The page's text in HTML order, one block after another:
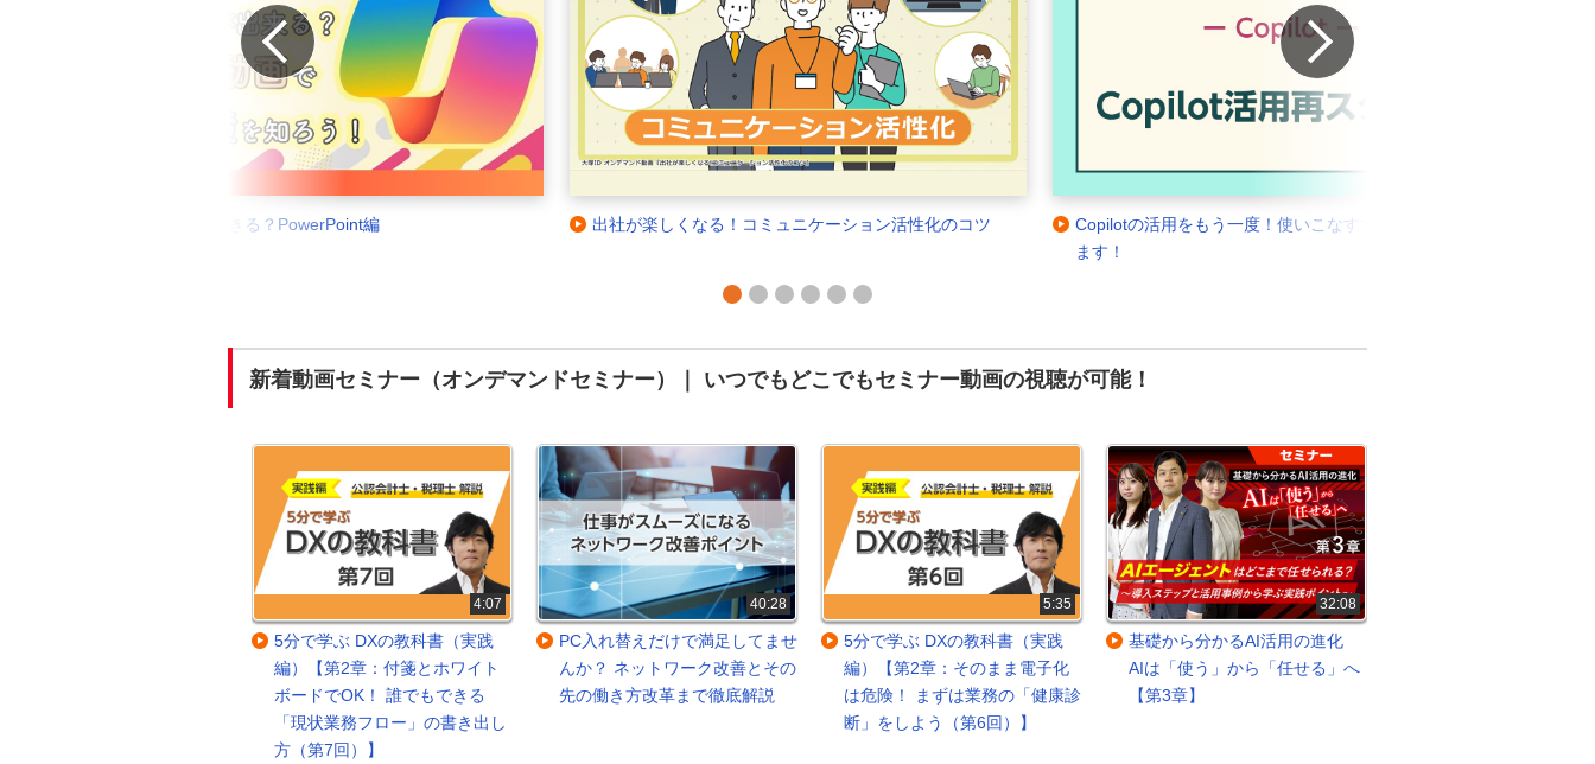
出社が楽しくなる！コミュニケーション活性化のコツ
Copilotの活用をもう一度！使いこなすすべを優しく解説し
PC入れ替えだけで満足してませんか？ ネットワーク改善
とその先の働き方改革まで徹底解説
1 2 3 4 5 6
Prev Next
新着動画セミナー（オンデマンドセミナー）｜ いつでもどこでもセミナー動画の視聴が可能！
4:07
5分で学ぶ DXの教科書（実践
編）【第2章：付箋とホワイト
ボードでOK！ 誰でもできる
「現状業務フロー」の書き出し
方（第7回）】
40:28
PC入れ替えだけで満足してませ
んか？ ネットワーク改善とその
先の働き方改革まで徹底解説
5:35
5分で学ぶ DXの教科書（実践
編）【第2章：そのまま電子化
は危険！ まずは業務の「健康診
断」をしよう（第6回）】
32:08
基礎から分かるAI活用の進化
AIは「使う」から「任せる」へ
【第3章】